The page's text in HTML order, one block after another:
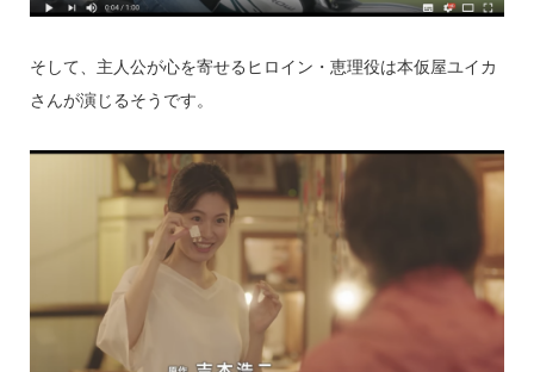
そして、主人公が心を寄せるヒロイン・恵理役は本仮屋ユイカ
さんが演じるそうです。